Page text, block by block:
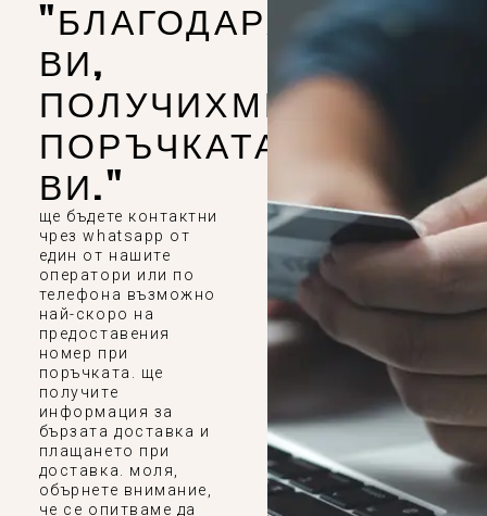
"БЛАГОДАРЯ
ВИ,
ПОЛУЧИХМЕ
ПОРЪЧКАТА
ВИ."
ще бъдете контактни
чрез whatsapp от
един от нашите
оператори или по
телефона възможно
най-скоро на
предоставения
номер при
поръчката. ще
получите
информация за
бързата доставка и
плащането при
доставка. моля,
обърнете внимание,
че се опитваме да